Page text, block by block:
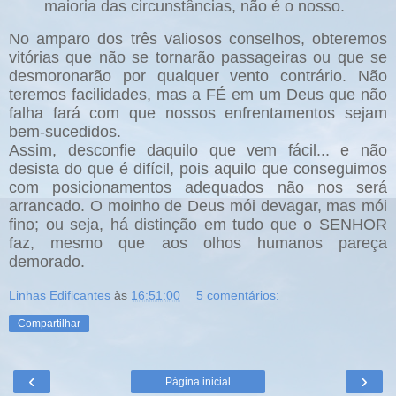
maioria das circunstâncias, não é o nosso.
No amparo dos três valiosos conselhos, obteremos
vitórias que não se tornarão passageiras ou que se
desmoronarão por qualquer vento contrário. Não
teremos facilidades, mas a FÉ em um Deus que não
falha fará com que nossos enfrentamentos sejam
bem-sucedidos.
Assim, desconfie daquilo que vem fácil... e não
desista do que é difícil, pois aquilo que conseguimos
com posicionamentos adequados não nos será
arrancado. O moinho de Deus mói devagar, mas mói
fino; ou seja, há distinção em tudo que o SENHOR
faz, mesmo que aos olhos humanos pareça
demorado.
Linhas Edificantes às 16:51:00 5 comentários:
Compartilhar
‹ ›
Página inicial